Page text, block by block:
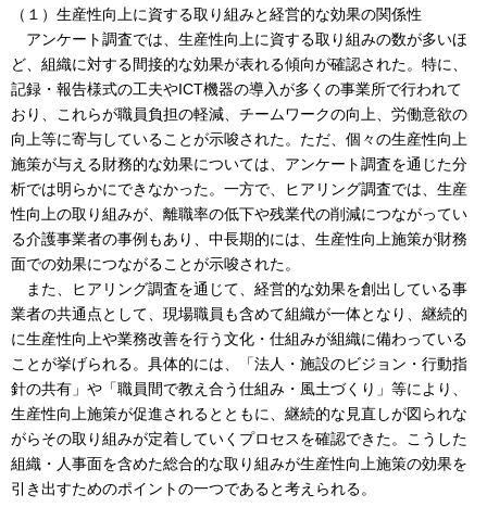
（１）生産性向上に資する取り組みと経営的な効果の関係性
アンケート調査では、生産性向上に資する取り組みの数が多いほ
ど、組織に対する間接的な効果が表れる傾向が確認された。特に、
記録・報告様式の工夫やICT機器の導入が多くの事業所で行われて
おり、これらが職員負担の軽減、チームワークの向上、労働意欲の
向上等に寄与していることが示唆された。ただ、個々の生産性向上
施策が与える財務的な効果については、アンケート調査を通じた分
析では明らかにできなかった。一方で、ヒアリング調査では、生産
性向上の取り組みが、離職率の低下や残業代の削減につながってい
る介護事業者の事例もあり、中長期的には、生産性向上施策が財務
面での効果につながることが示唆された。
また、ヒアリング調査を通じて、経営的な効果を創出している事
業者の共通点として、現場職員も含めて組織が一体となり、継続的
に生産性向上や業務改善を行う文化・仕組みが組織に備わっている
ことが挙げられる。具体的には、「法人・施設のビジョン・行動指
針の共有」や「職員間で教え合う仕組み・風土づくり」等により、
生産性向上施策が促進されるとともに、継続的な見直しが図られな
がらその取り組みが定着していくプロセスを確認できた。こうした
組織・人事面を含めた総合的な取り組みが生産性向上施策の効果を
引き出すためのポイントの一つであると考えられる。